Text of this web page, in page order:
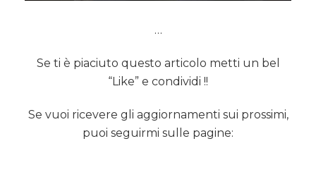
…
Se ti è piaciuto questo articolo metti un bel
“Like” e condividi !!
Se vuoi ricevere gli aggiornamenti sui prossimi,
puoi seguirmi sulle pagine: